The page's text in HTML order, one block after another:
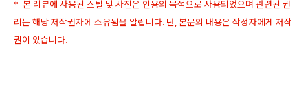
* 본 리뷰에 사용된 스틸 및 사진은 인용의 목적으로 사용되었으며 관련된 권
리는 해당 저작권자에 소유됨을 알립니다. 단, 본문의 내용은 작성자에게 저작
권이 있습니다.